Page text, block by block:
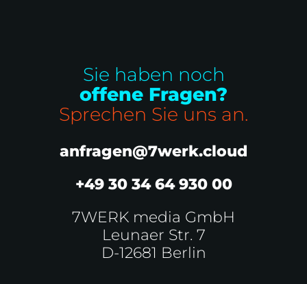
Sie haben noch
offene Fragen?
Sprechen Sie uns an.
anfragen@7werk.cloud
+49 30 34 64 930 00
7WERK media GmbH
Leunaer Str. 7
D-12681 Berlin